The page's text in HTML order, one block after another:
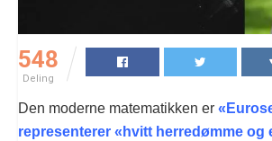
548
Deling
Den moderne matematikken er
representerer «hvitt herredømme og